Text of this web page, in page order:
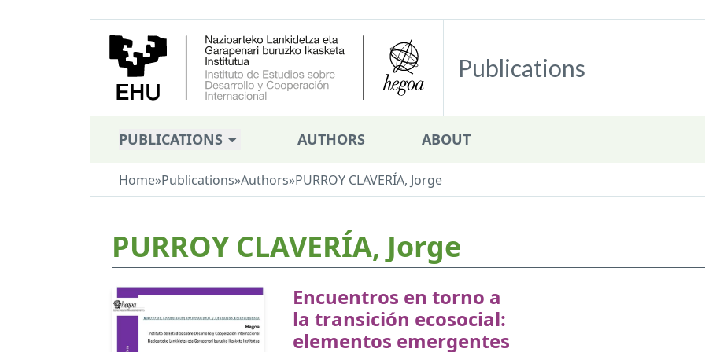
Publications
PUBLICATIONS AUTHORS ABOUT
Home»Publications»Authors»PURROY CLAVERÍA, Jorge
PURROY CLAVERÍA, Jorge
Encuentros en torno a
la transición ecosocial:
elementos emergentes